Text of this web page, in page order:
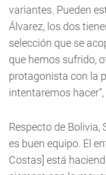
variantes. Pueden
Álvarez, los dos
selección que se
que hemos sufrido,
protagonista con la
intentaremos
Respecto de Bolivia,
es buen equipo. El
Costas] está